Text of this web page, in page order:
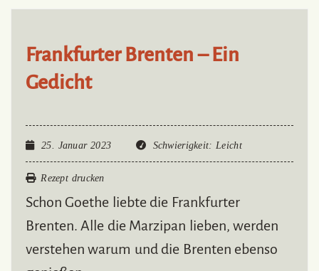
Frankfurter Brenten – Ein
Gedicht
25. Januar 2023 Schwierigkeit: Leicht
Rezept drucken
Schon Goethe liebte die Frankfurter
Brenten. Alle die Marzipan lieben, werden
verstehen warum und die Brenten ebenso